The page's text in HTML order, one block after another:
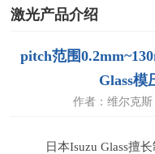
激光产品介绍
pitch范围
Glass模
作者：维尔克斯
日本Isuzu Glass擅